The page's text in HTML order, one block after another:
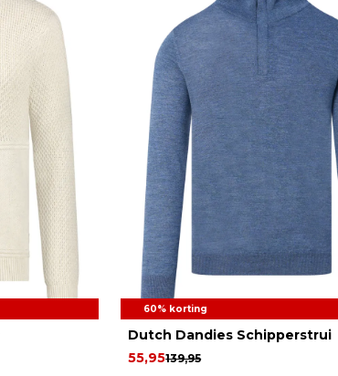
60% korting
Dutch Dandies Schipperstrui
139,95
55,95